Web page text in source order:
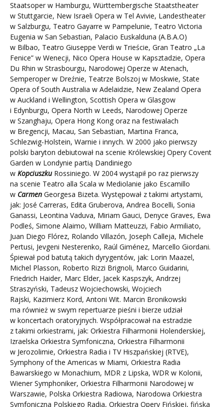
Staatsoper w Hamburgu, Württembergische Staatstheater
w Stuttgarcie, New Israeli Opera w Tel Avivie, Landestheater
w Salzburgu, Teatro Gayarre w Pampelunie, Teatro Victoria
Eugenia w San Sebastian, Palacio Euskalduna (A.B.A.O)
w Bilbao, Teatro Giuseppe Verdi w Trieście, Gran Teatro „La
Fenice” w Wenecji, Nico Opera House w Kapsztadzie, Opera
Du Rhin w Strasbourgu, Narodowej Operze w Atenach,
Semperoper w Dreźnie, Teatrze Bolszoj w Moskwie, State
Opera of South Australia w Adelaidzie, New Zealand Opera
w Auckland i Wellington, Scottish Opera w Glasgow
i Edynburgu, Opera North w Leeds, Narodowej Operze
w Szanghaju, Opera Hong Kong oraz na festiwalach
w Bregencji, Macau, San Sebastian, Martina Franca,
Schlezwig-Holstein, Warnie i innych. W 2000 jako pierwszy
polski baryton debiutował na scenie Królewskiej Opery Covent
Garden w Londynie partią Dandiniego
w KopciuszkuRossiniego. W 2004 wystąpił po raz pierwszy
na scenie Teatro alla Scala w Mediolanie jako Escamillo
w Carmen Georgesa Bizeta. Występował z takimi artystami,
jak: José Carreras, Edita Gruberova, Andrea Bocelli, Sonia
Ganassi, Leontina Vaduva, Miriam Gauci, Denyce Graves, Ewa
Podleś, Simone Alaimo, William Matteuzzi, Fabio Armiliato,
Juan Diego Flórez, Rolando Villazón, Joseph Calleja, Michele
Pertusi, Jevgeni Nesterenko, Raúl Giménez, Marcello Giordani.
Śpiewał pod batutą takich dyrygentów, jak: Lorin Maazel,
Michel Plasson, Roberto Rizzi Brignoli, Marco Guidarini,
Friedrich Haider, Marc Elder, Jacek Kaspszyk, Andrzej
Straszyński, Tadeusz Wojciechowski, Wojciech
Rajski, Kazimierz Kord, Antoni Wit. Marcin Bronikowski
ma również w swym repertuarze pieśni i bierze udział
w koncertach oratoryjnych. Współpracował na estradzie
z takimi orkiestrami, jak: Orkiestra Filharmonii Holenderskiej,
Izraelska Orkiestra Symfoniczna, Orkiestra Filharmonii
w Jerozolimie, Orkiestra Radia i TV Hiszpańskiej (RTVE),
Symphony of the Americas w Miami, Orkiestra Radia
Bawarskiego w Monachium, MDR z Lipska, WDR w Kolonii,
Wiener Symphoniker, Orkiestra Filharmonii Narodowej w
Warszawie, Polska Orkiestra Radiowa, Narodowa Orkiestra
Symfoniczna Polskiego Radia, Orkiestra Opery Fińskiej, fińska